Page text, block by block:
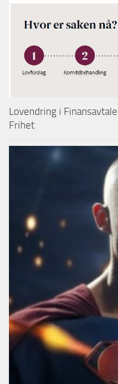
Lovendring i
Frihet